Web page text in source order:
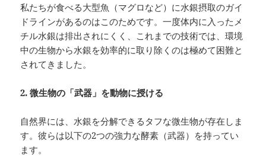
私たちが食べる大型魚（マグロなど）に水銀摂取のガイ
ドラインがあるのはこのためです。一度体内に入ったメ
チル水銀は排出されにくく、これまでの技術では、環境
中の生物から水銀を効率的に取り除くのは極めて困難と
されてきました。
2.微生物の「武器」を動物に授ける
自然界には、水銀を分解できるタフな微生物が存在しま
す。彼らは以下の2つの強力な酵素（武器）を持ってい
ます。